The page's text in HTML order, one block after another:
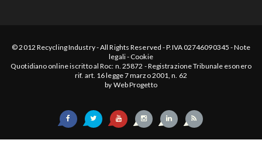
© 2012 Recycling Industry-All Rights Reserved - P.IVA 02746090345 -Note
legali- Cookie
Quotidiano online iscritto al Roc: n. 25872 - Registrazione Tribunale esonero
rif. art. 16 legge 7 marzo 2001, n. 62
by Web Progetto